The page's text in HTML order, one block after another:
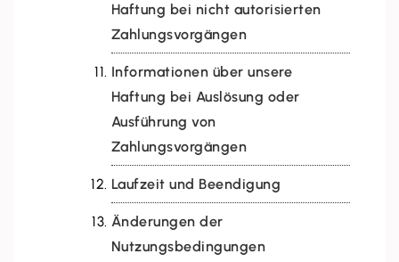
Haftung bei nicht autorisierten
Zahlungsvorgängen
Informationen über unsere
Haftung bei Auslösung oder
Ausführung von
Zahlungsvorgängen
Laufzeit und Beendigung
Änderungen der
Nutzungsbedingungen